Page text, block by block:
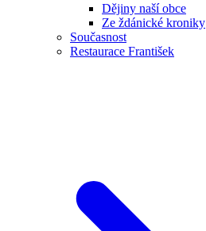
Dějiny naší obce
Ze ždánické kroniky
Současnost
Restaurace František